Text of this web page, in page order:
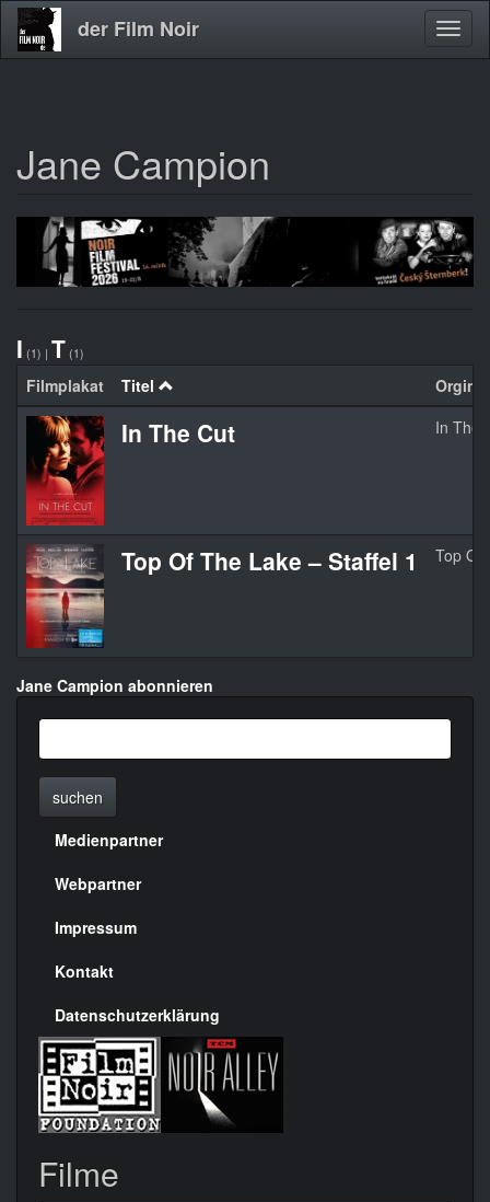
Direkt
zum
der Film Noir
Jane Campion
I (1) | T (1)
Filmplakat Titel
In The Cut In The
Top Of The Lake – Staffel 1 Top Of
Jane Campion abonnieren
suchen
Menülinks
rechte
Seite
Medienpartner
Webpartner
Impressum
Kontakt
Datenschutzerklärung
Filme